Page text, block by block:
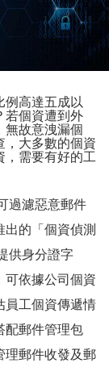
例高達五成以
若個資遭到外
無故意洩漏個
，大多數的個資
，需要有好的工
過濾惡意郵件
出的「個資偵測
供身分證字
可依據公司個資
員工個資傳遞情
配郵件管理包
理郵件收發及郵